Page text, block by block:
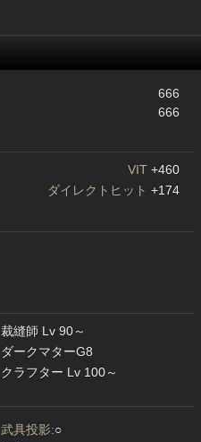
666
666
VIT +460
ダイレクトヒット +174
裁縫師 Lv 90～
ダークマターG8
クラフター Lv 100～
武具投影:○